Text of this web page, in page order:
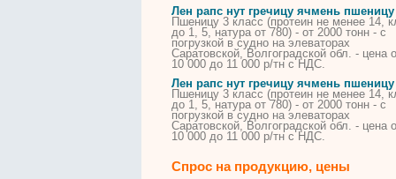
Лен рапс нут гречицу ячмень пшеницу
Пшеницу 3 класс (протеин не менее 14,
до 1, 5, натура от 780) - от 2000 тонн - с
погрузкой всудно на элеваторах
Саратовской, Волгоградской обл. - цена
10 000 до 11 000 р/тн с НДС.
Лен рапс нут гречицу ячмень пшеницу
Пшеницу 3 класс (протеин не менее 14,
до 1, 5, натура от 780) - от 2000 тонн - с
погрузкой всудно на элеваторах
Саратовской, Волгоградской обл. - цена
10 000 до 11 000 р/тн с НДС.
Спрос на продукцию, цены